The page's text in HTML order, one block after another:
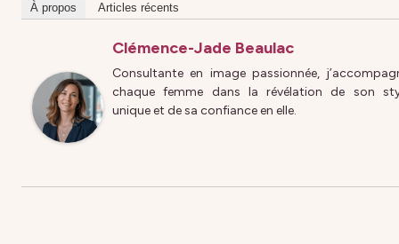
À propos Articles récents
Clémence-Jade Beaulac
Consultante en image passionnée,
chaque femme dans la révélation de son
unique et de sa confiance en elle.